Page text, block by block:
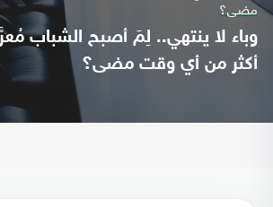
مضى؟
وباء لا ينتهي.. لِمَ أصبح الشباب
أكثر من أي وقت مضى؟